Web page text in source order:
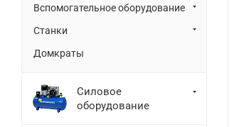
Вспомогательное оборудование
Станки
Домкраты
Силовое
оборудование